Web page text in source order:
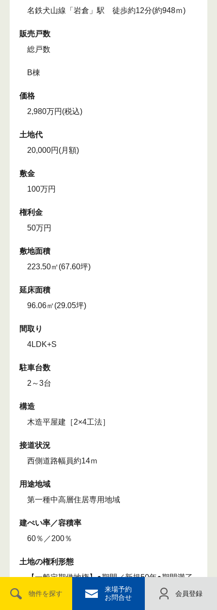
物件を探す
来場予約
お問合せ
会員登録
名鉄犬山線「岩倉」駅 徒歩約12分(約948ｍ)
販売戸数
総戸数
B棟
価格
2,980万円(税込)
土地代
20,000円(月額)
敷金
100万円
権利金
50万円
敷地面積
223.50㎡(67.60坪)
延床面積
96.06㎡(29.05坪)
間取り
4LDK+S
駐車台数
2～3台
構造
木造平屋建［2×4工法］
接道状況
西側道路幅員約14ｍ
用途地域
第一種中高層住居専用地域
建ぺい率／容積率
60％／200％
土地の権利形態
【一般定期借地権】●期間／新規50年●期間満了
時には更地にして返還●更新／なし ●敷金／100